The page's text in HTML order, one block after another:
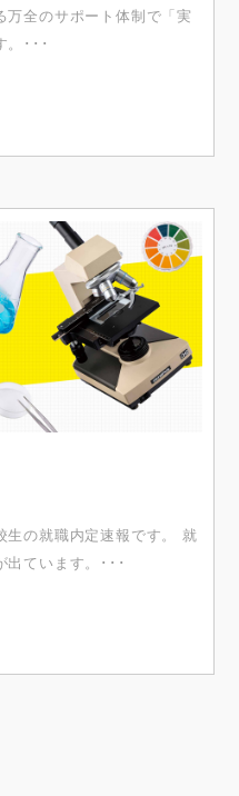
全のサポート体制で「実
。･･･
生の就職内定速報です。 就
ています。･･･